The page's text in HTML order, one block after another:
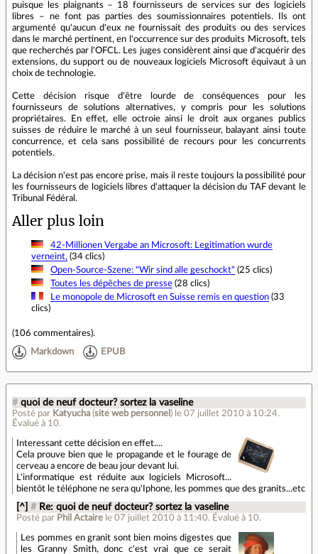
puisque les plaignants – 18 fournisseurs de services sur des logiciels
libres – ne font pas parties des soumissionnaires potentiels. Ils ont
argumenté qu'aucun d'eux ne fournissait des produits ou des services
dans le marché pertinent, en l'occurrence sur des produits Microsoft, tels
que recherchés par l'OFCL. Les juges considèrent ainsi que d'acquérir des
extensions, du support ou de nouveaux logiciels Microsoft équivaut à un
choix de technologie.
Cette décision risque d'être lourde de conséquences pour les
fournisseurs de solutions alternatives, y compris pour les solutions
propriétaires. En effet, elle octroie ainsi le droit aux organes publics
suisses de réduire le marché à un seul fournisseur, balayant ainsi toute
concurrence, et cela sans possibilité de recours pour les concurrents
potentiels.
La décision n'est pas encore prise, mais il reste toujours la possibilité pour
les fournisseurs de logiciels libres d'attaquer la décision du TAF devant le
Tribunal Fédéral.
Aller plus loin
42-Millionen Vergabe an Microsoft: Legitimation wurde
verneint, (34 clics)
Open-Source-Szene: "Wir sind alle geschockt" (25 clics)
Toutes les dépêches de presse(28 clics)
Le monopole de Microsoft en Suisse remis en question(33
clics)
(106 commentaires).
Markdown EPUB
# quoi de neuf docteur? sortez la vaseline
Posté par Katyucha (site web personnel ) le 07 juillet 2010 à 10:24.
Évalué à 10.
Interessant cette décision en effet....
Cela prouve bien que le propagande et le fourage de
cerveau a encore de beau jour devant lui.
L'informatique est réduite aux logiciels Microsoft...
bientôt le téléphone ne sera qu'Iphone, les pommes que des granits...etc
[^] # Re: quoi de neuf docteur? sortez la vaseline
Posté par Phil Actaire le 07 juillet 2010 à 11:40. Évalué à 10.
Les pommes en granit sont bien moins digestes que
les Granny Smith, donc c'est vrai que ce serait